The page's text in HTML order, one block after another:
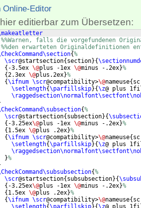
Online-Editor
editierbar zum Übersetzen:
%%Warnen, falls die vorgefundenen
%%den erwarteten Originaldefinitionen
{%
\scr@startsection{ section}{
{ -3.5ex \@plus -1ex \@minus -.2ex}%
{2.3ex \@plus.2ex}%
{\ifnum \scr@compatibility>\@nameuse{
\setlength{\parfillskip}{\z@ plus
{%
\scr@startsection{ subsection}{
{ -3.25ex\@plus -1ex \@minus -.2ex}%
{ 1.5ex \@plus .2ex}%
{\ifnum \scr@compatibility>\@nameuse{
\setlength{\parfillskip}{\z@ plus
}%
{%
\scr@startsection{ subsubsection}{
{ -3.25ex\@plus -1ex \@minus -.2ex}%
{ 1.5ex \@plus .2ex}%
{\ifnum \scr@compatibility>\@nameuse{